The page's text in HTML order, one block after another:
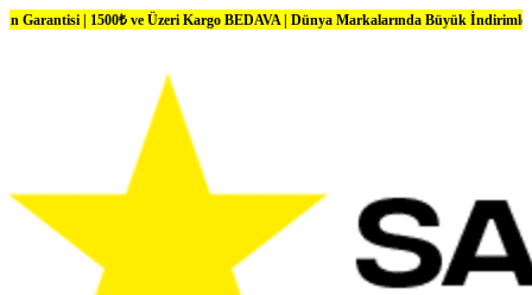
ve Üzeri Kargo BEDAVA | Dünya Markalarında Büyük İndirimler